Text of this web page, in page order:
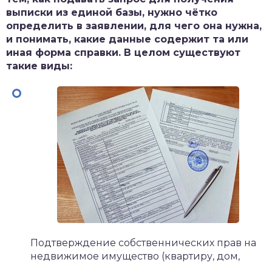
выписки из единой базы, нужно чётко
определить в заявлении, для чего она нужна,
и понимать, какие данные содержит та или
иная форма справки. В целом существуют
такие виды:
Подтверждение собственнических прав на
недвижимое имущество (квартиру, дом,